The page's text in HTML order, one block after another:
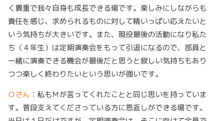
く貴重で我々自身も成長できる場です。楽しみにしながらも
責任を感じ、求められるものに対して精いっぱい応えたいと
いう気持ちが大きいです。また、現役最後の活動になり私た
ち（４年生）は定期演奏会をもって引退になるので、部員と
一緒に演奏できる機会が最後だと思うと寂しい気持ちもあり
つつ楽しく終わりたいという思いが強いです。
Ｏさん ：私もＭが言ってくれたことと同じ思いを持っていま
す。普段支えてくださっている方に恩返しができる場です。